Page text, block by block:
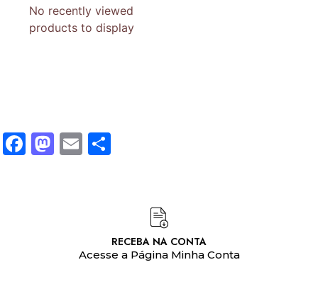
No recently viewed
products to display
Facebook
Mastodon
Email
RECEBA NA CONTA
Acesse a Página Minha Conta